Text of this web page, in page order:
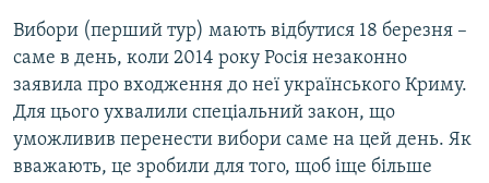
Вибори (перший тур) мають відбутися 18 березня –
саме в день, коли 2014 року Росія незаконно
заявила про входження до неї українського Криму.
Для цього ухвалили спеціальний закон, що
уможливив перенести вибори саме на цей день. Як
вважають, це зробили для того, щоб іще більше